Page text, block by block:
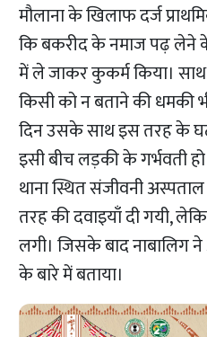
मौलाना के खिलाफ दर्ज
कि बकरीद के नमाज पढ़ लेने
में ले जाकर कुकर्म किया।
किसी को न बताने की धमकी
दिन उसके साथ इस तरह के
इसी बीच लड़की के गर्भवती
थाना स्थित संजीवनी
तरह की दवाइयाँ दी गयी,
लगी। जिसके बाद नाबालिग
के बारे में बताया।